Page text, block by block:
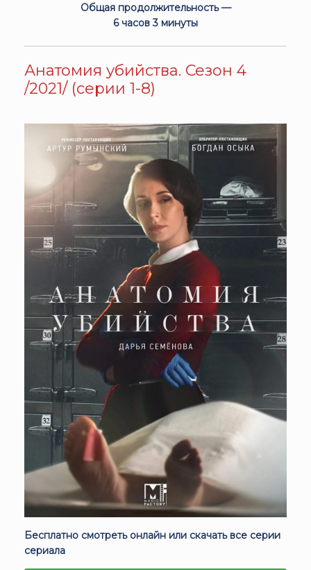
Общая продолжительность —
6 часов 3 минуты
Анатомия убийства. Сезон 4
/2021/ (серии 1-8)
Бесплатно смотреть онлайн или скачать все серии
сериала